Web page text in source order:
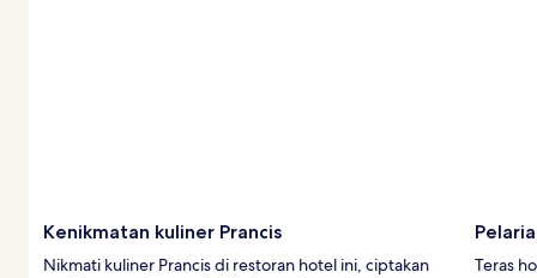
Kenikmatan kuliner Prancis
Nikmati kuliner Prancis di restoran hotel ini, ciptakan
Teras